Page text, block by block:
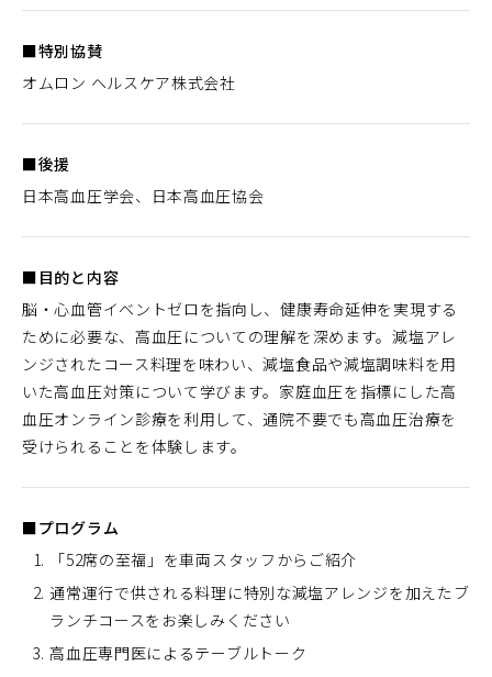
■特別協賛
オムロン ヘルスケア株式会社
■後援
日本高血圧学会、日本高血圧協会
■目的と内容
脳・心血管イベントゼロを指向し、健康寿命延伸を実現する
ために必要な、高血圧についての理解を深めます。減塩アレ
ンジされたコース料理を味わい、減塩食品や減塩調味料を用
いた高血圧対策について学びます。家庭血圧を指標にした高
血圧オンライン診療を利用して、通院不要でも高血圧治療を
受けられることを体験します。
■プログラム
「52席の至福」を車両スタッフからご紹介
通常運行で供される料理に特別な減塩アレンジを加えたブ
ランチコースをお楽しみください
高血圧専門医によるテーブルトーク